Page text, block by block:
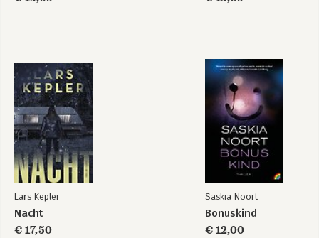
Lars Kepler
Nacht
€ 17,50
Saskia Noort
Bonuskind
€ 12,00